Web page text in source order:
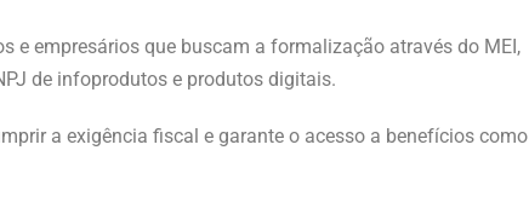
e empresários que buscam a formalização através do MEI,
de infoprodutos e produtos digitais.
a exigência fiscal e garante o acesso a benefícios como